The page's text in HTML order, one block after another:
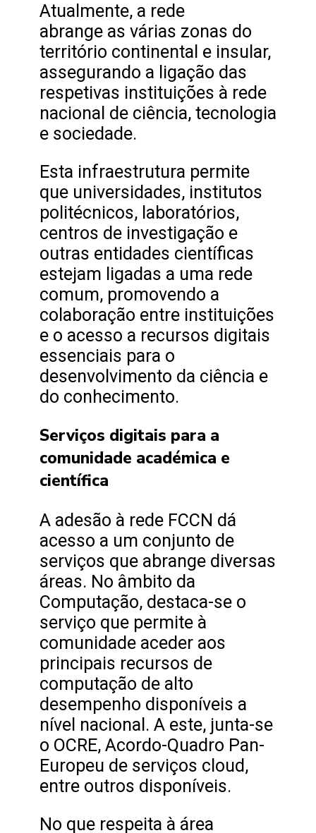
Atualmente, a rede
abrange as várias zonas do
território continental e insular,
assegurando a ligação das
respetivas instituições à rede
nacional de ciência, tecnologia
e sociedade.
Esta infraestrutura permite
que universidades, institutos
politécnicos, laboratórios,
centros de investigação e
outras entidades científicas
estejam ligadas a uma rede
comum, promovendo a
colaboração entre instituições
e o acesso a recursos digitais
essenciais para o
desenvolvimento da ciência e
do conhecimento.
Serviços digitais para a
comunidade académica e
científica
A adesão à rede FCCN dá
acesso a um conjunto de
serviços que abrange diversas
áreas. No âmbito da
Computação, destaca-se o
serviço que permite à
comunidade aceder aos
principais recursos de
computação de alto
desempenho disponíveis a
nível nacional. A este, junta-se
o OCRE, Acordo-Quadro Pan-
Europeu de serviços cloud,
entre outros disponíveis.
No que respeita à área